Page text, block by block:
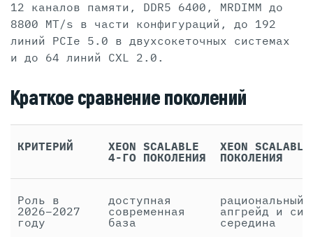
12 каналов памяти, DDR5 6400, MRDIMM до
8800 MT/s в части конфигураций, до 192
линий PCIe 5.0 в двухсокеточных системах
и до 64 линий CXL 2.0.
Краткое сравнение поколений
КРИТЕРИЙ
XEON SCALABLE
4-ГО ПОКОЛЕНИЯ
XEON
ПОКОЛЕНИЯ
Роль в
2026–2027
году
доступная
современная
база
рациональный
апгрейд и
середина